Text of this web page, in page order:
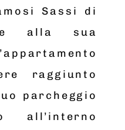
Sassi di
alla sua
raggiunto
parcheggio
all’interno